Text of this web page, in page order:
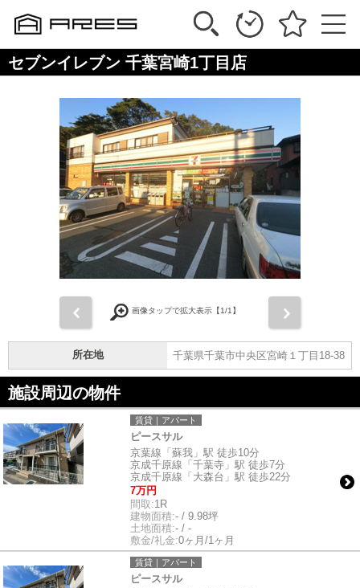
セブンイレブン 千葉宮崎1丁目店
画像タップで拡大表示【1/1】
所在地 千葉県千葉市中央区宮崎１丁目18-38
施設周辺の物件
賃貸｜アパート
ピースサル
京葉線「蘇我」駅 徒歩10分
京成千原線「千葉寺」駅 徒歩7分
京成千原線「大森台」駅 徒歩22分
7万円
間取:1R
建物面積:- / 9.98坪
土地面積:- / -
敷金/礼金:0ヶ月/1ヶ月
賃貸｜アパート
ピースサル